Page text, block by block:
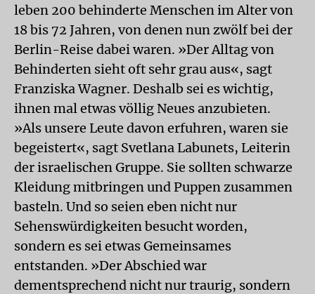
leben 200 behinderte Menschen im Alter von
18 bis 72 Jahren, von denen nun zwölf bei der
Berlin-Reise dabei waren. »Der Alltag von
Behinderten sieht oft sehr grau aus«, sagt
Franziska Wagner. Deshalb sei es wichtig,
ihnen mal etwas völlig Neues anzubieten.
»Als unsere Leute davon erfuhren, waren sie
begeistert«, sagt Svetlana Labunets, Leiterin
der israelischen Gruppe. Sie sollten schwarze
Kleidung mitbringen und Puppen zusammen
basteln. Und so seien eben nicht nur
Sehenswürdigkeiten besucht worden,
sondern es sei etwas Gemeinsames
entstanden. »Der Abschied war
dementsprechend nicht nur traurig, sondern